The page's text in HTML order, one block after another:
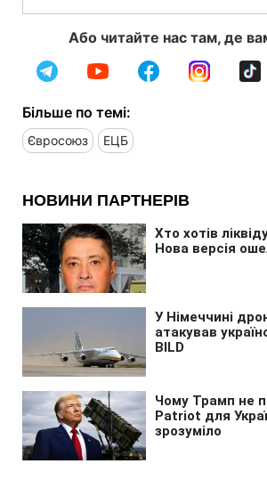
Або читайте нас там, де
Більше по темі:
Євросоюз ЕЦБ